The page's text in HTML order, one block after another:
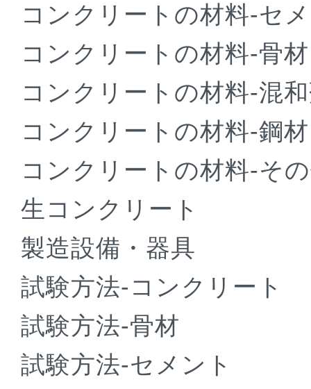
コンクリートの材料-セ
コンクリートの材料-骨材
コンクリートの材料-混
コンクリートの材料-鋼材
コンクリートの材料-そ
生コンクリート
製造設備・器具
試験方法-コンクリート
試験方法-骨材
試験方法-セメント